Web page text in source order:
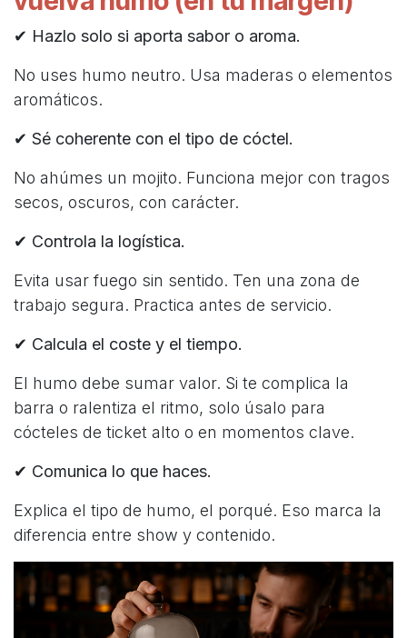
✔ Hazlo solo si aporta sabor o aroma.
No uses humo neutro. Usa maderas o elementos
aromáticos.
✔ Sé coherente con el tipo de cóctel.
No ahúmes un mojito. Funciona mejor con tragos
secos, oscuros, con carácter.
✔ Controla la logística.
Evita usar fuego sin sentido. Ten una zona de
trabajo segura. Practica antes de servicio.
✔ Calcula el coste y el tiempo.
El humo debe sumar valor. Si te complica la
barra o ralentiza el ritmo, solo úsalo para
cócteles de ticket alto o en momentos clave.
✔ Comunica lo que haces.
Explica el tipo de humo, el porqué. Eso marca la
diferencia entre show y contenido.